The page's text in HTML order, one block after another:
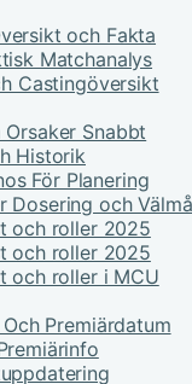
och Fakta
Matchanalys
Castingöversikt
Snabbt
Historik
För Planering
Dosering och
och roller 2025
och roller 2025
och roller i MCU
Premiärdatum